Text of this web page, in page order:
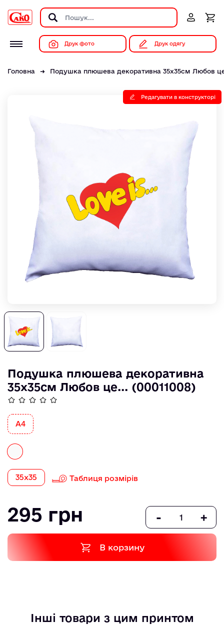
Друк фото Друк одягу
Головна Подушка плюшева декоративна 35х35см Любов
Редагувати в конструкторі
Подушка плюшева декоративна
35х35см Любов це... (00011008)
А4
35х35 Таблиця розмірів
295 грн - +
В корзину
Інші товари з цим принтом